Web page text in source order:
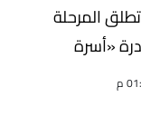
تطلق المرحلة
«أسرة
متماسك»